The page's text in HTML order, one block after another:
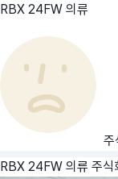
RBX 24FW 의류
주
RBX 24FW 의류 주식